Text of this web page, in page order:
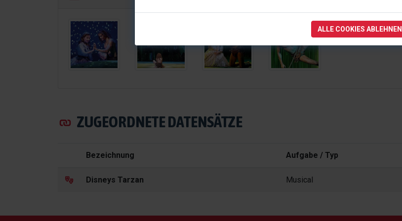
ZUGEORDNETE DATENSÄTZE
Bezeichnung Aufgabe / Typ
Disneys Tarzan Musical
ALLE COOKIES ABLEHNEN